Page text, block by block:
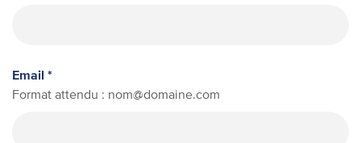
Email *
Format attendu : nom@domaine.com